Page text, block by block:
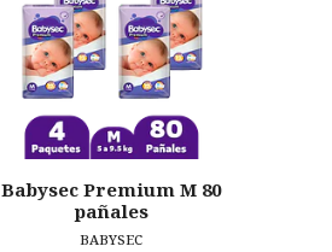
Babysec Premium M 80
pañales
BABYSEC